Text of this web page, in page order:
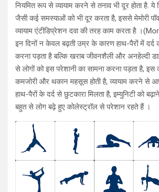
नियमित रूप से व्यायाम करने से तनाव भी दूर होता है.
जैसी कई समस्याओं को भी दूर करता है, इससे मेमोरी
व्यायाम एंटीडिप्रेशन दवा की तरह काम करता है
इन दिनों न केवल बढ़ती उम्र के कारण हाथ-पैरों में दर्द
करना पड़ता है बल्कि खराब जीवनशैली और अनहेल्दी
से लोगों को इस परेशानी का सामना करना पड़ता है,
कमजोरी और थकान महसूस होती है, व्यायाम करने से
हाथ-पैरों के दर्द से छुटकारा मिलता है, इम्युनिटी को
बहुत से लोग बढ़े हुए कोलेस्ट्रॉल से परेशान रहते हैं ।